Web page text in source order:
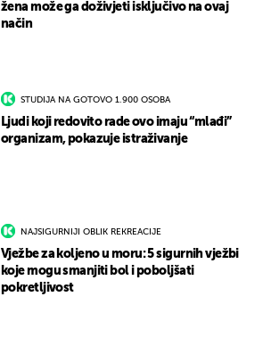
žena može ga doživjeti isključivo na ovaj
način
STUDIJA NA GOTOVO 1.900 OSOBA
Ljudi koji redovito rade ovo imaju “mlađi”
organizam, pokazuje istraživanje
NAJSIGURNIJI OBLIK REKREACIJE
Vježbe za koljeno u moru: 5 sigurnih vježbi
koje mogu smanjiti bol i poboljšati
pokretljivost